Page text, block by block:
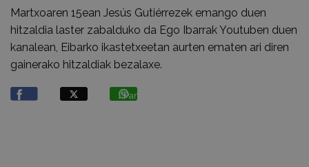
Martxoaren 15ean Jesús Gutiérrezek emango duen
hitzaldia laster zabalduko da Ego Ibarrak Youtuben duen
kanalean, Eibarko ikastetxeetan aurten ematen ari diren
gainerako hitzaldiak bezalaxe.
Partekatu